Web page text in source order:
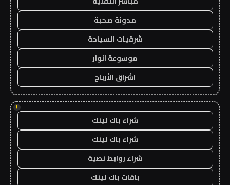
مدونة صحبة
شرقيات السياحة
موسوعة انوار
اشراق الأرباح
!
شراء باك لينك
شراء باك لينك
شراء روابط نصية
باقات باك لينك